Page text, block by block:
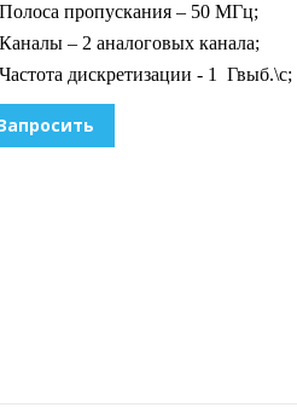
Полоса пропускания – 50 МГц;
Каналы – 2 аналоговых канала;
Частота дискретизации - 1 Гвыб.\с;